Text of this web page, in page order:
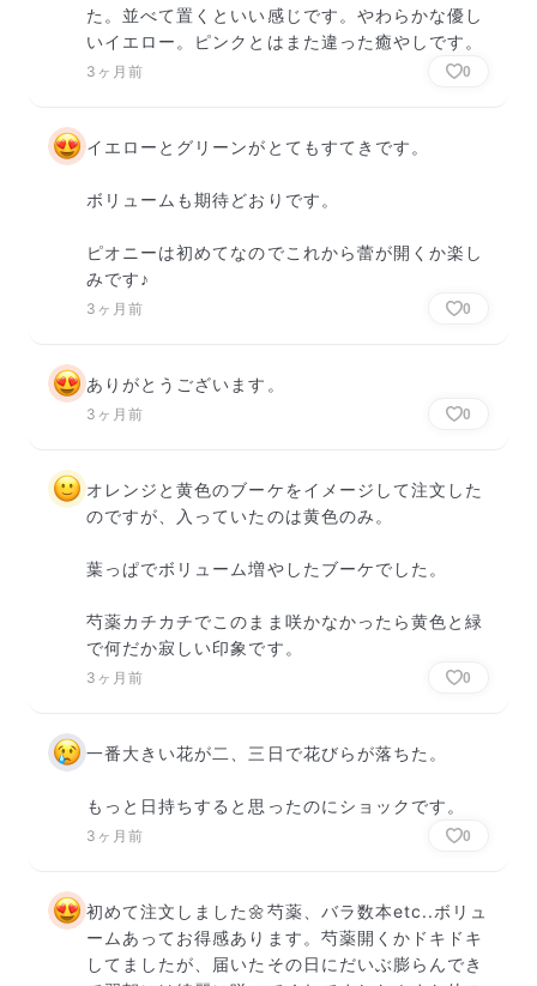
た。並べて置くといい感じです。やわらかな優し
いイエロー。ピンクとはまた違った癒やしです。
3ヶ月前 0
イエローとグリーンがとてもすてきです。
ボリュームも期待どおりです。
ピオニーは初めてなのでこれから蕾が開くか楽し
みです♪
3ヶ月前 0
ありがとうございます。
3ヶ月前 0
オレンジと黄色のブーケをイメージして注文した
のですが、入っていたのは黄色のみ。
葉っぱでボリューム増やしたブーケでした。
芍薬カチカチでこのまま咲かなかったら黄色と緑
で何だか寂しい印象です。
3ヶ月前 0
一番大きい花が二、三日で花びらが落ちた。
もっと日持ちすると思ったのにショックです。
3ヶ月前 0
初めて注文しました🌼芍薬、バラ数本etc..ボリュ
ームあってお得感あります。芍薬開くかドキドキ
してましたが、届いたその日にだいぶ膨らんでき